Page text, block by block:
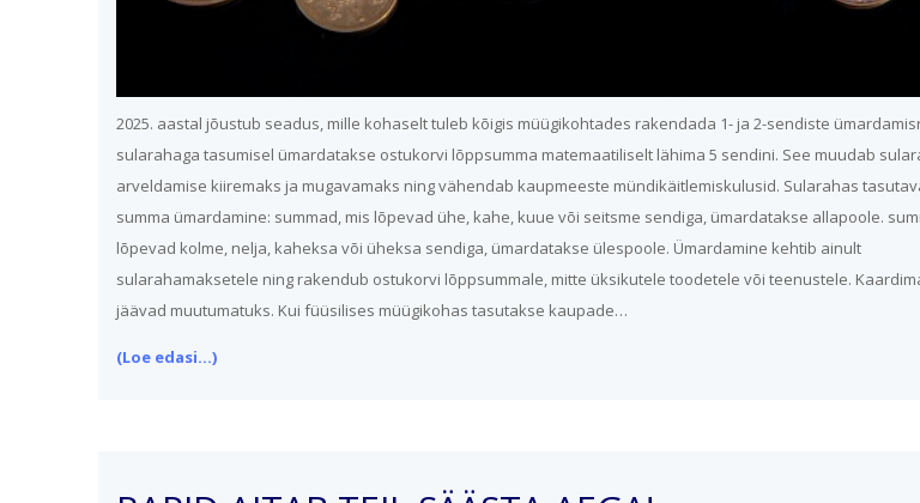
2025. aastal jõustub seadus, mille kohaselt tuleb kõigis müügikohtades rakendada 1- ja 2-sendiste
sularahaga tasumisel ümardatakse ostukorvi lõppsumma matemaatiliselt lähima 5 sendini. See muudab
arveldamise kiiremaks ja mugavamaks ning vähendab kaupmeeste mündikäitlemiskulusid. Sularahas
summa ümardamine: summad, mis lõpevad ühe, kahe, kuue või seitsme sendiga, ümardatakse allapoole.
lõpevad kolme, nelja, kaheksa või üheksa sendiga, ümardatakse ülespoole. Ümardamine kehtib ainult
sularahamaksetele ning rakendub ostukorvi lõppsummale, mitte üksikutele toodetele või teenustele.
jäävad muutumatuks. Kui füüsilises müügikohas tasutakse kaupade…
(Loe edasi...)